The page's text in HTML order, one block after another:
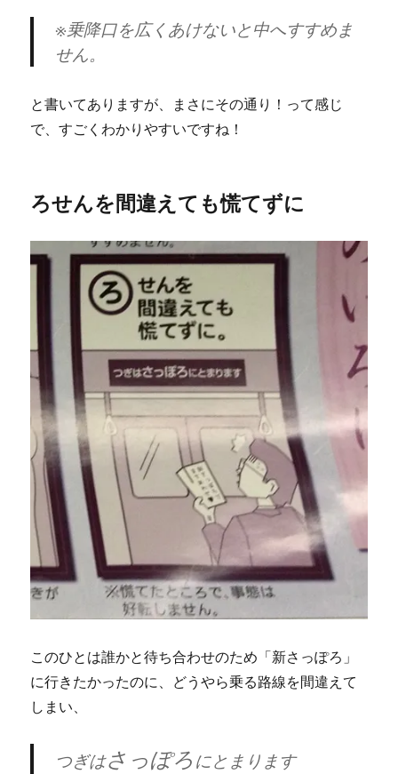
※乗降口を広くあけないと中へすすめま
せん。
と書いてありますが、まさにその通り！って感じ
で、すごくわかりやすいですね！
ろせんを間違えても慌てずに
このひとは誰かと待ち合わせのため「新さっぽろ」
に行きたかったのに、どうやら乗る路線を間違えて
しまい、
つぎはさっぽろ にとまります